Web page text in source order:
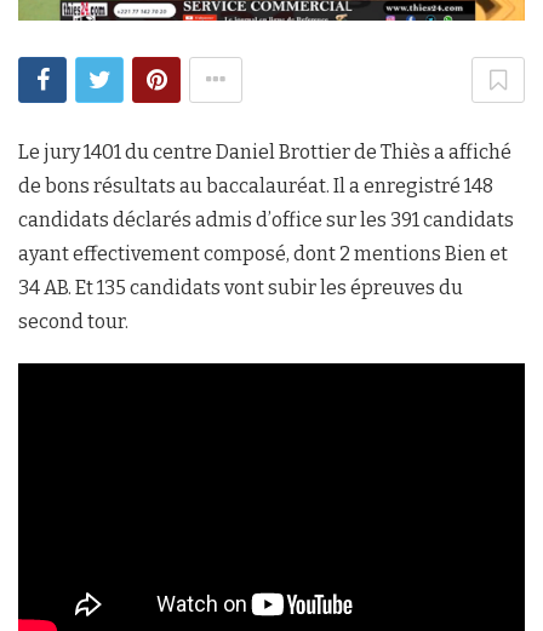
Le jury 1401 du centre Daniel Brottier de Thiès a affiché
de bons résultats au baccalauréat. Il a enregistré 148
candidats déclarés admis d’office sur les 391 candidats
ayant effectivement composé, dont 2 mentions Bien et
34 AB. Et 135 candidats vont subir les épreuves du
second tour.